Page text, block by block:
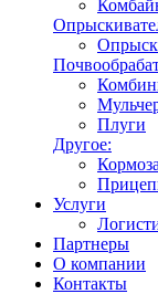
Плуги
Другое:
Услуги
Партнеры
О компании
Контакты